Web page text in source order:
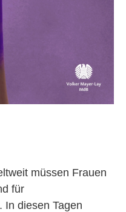
müssen Frauen
für
In diesen Tagen